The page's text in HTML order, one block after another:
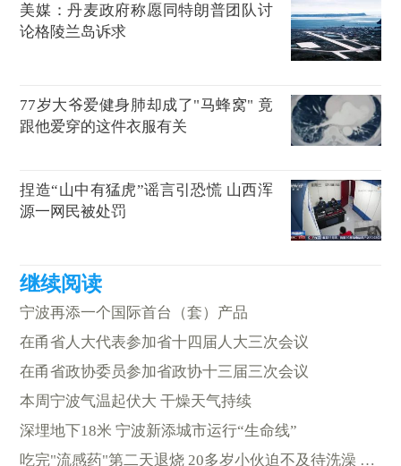
美媒：丹麦政府称愿同特朗普团队讨
论格陵兰岛诉求
77岁大爷爱健身肺却成了"马蜂窝" 竟
跟他爱穿的这件衣服有关
捏造“山中有猛虎”谣言引恐慌 山西浑
源一网民被处罚
宁波再添一个国际首台（套）产品
在甬省人大代表参加省十四届人大三次会议
在甬省政协委员参加省政协十三届三次会议
本周宁波气温起伏大 干燥天气持续
深埋地下18米 宁波新添城市运行“生命线”
吃完"流感药"第二天退烧 20多岁小伙迫不及待洗澡 结果……